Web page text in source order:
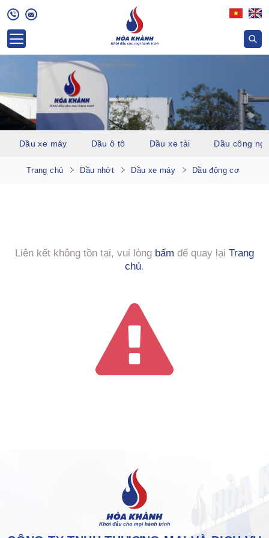
Dầu xe máy Dầu ô tô Dầu xe tải Dầu công
Trang chủ Dầu nhớt Dầu xe máy Dầu động cơ
Liên kết không tồn tại, vui lòng bấm để quay lại Trang
chủ.